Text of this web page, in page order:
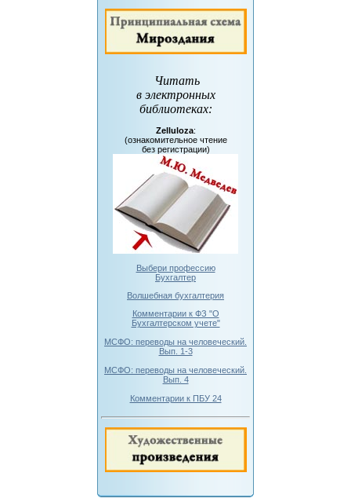
Читать
в электронных
библиотеках:
Zelluloza:
(ознакомительное чтение
без регистрации)
Выбери профессию
Бухгалтер
Волшебная бухгалтерия
Комментарии к ФЗ "О
Бухгалтерском учете"
МСФО: переводы на человеческий.
Вып. 1-3
МСФО: переводы на человеческий.
Вып. 4
Комментарии к ПБУ 24